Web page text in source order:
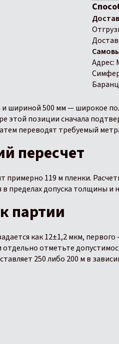
Адрес:
шириной 500 мм — широкое
этой позиции сначала
переводят требуемый
пересчет
119 м пленки.
пределах допуска толщины и
партии
как 12±1,2 мкм,
отдельно отметьте
250 либо 200 м в